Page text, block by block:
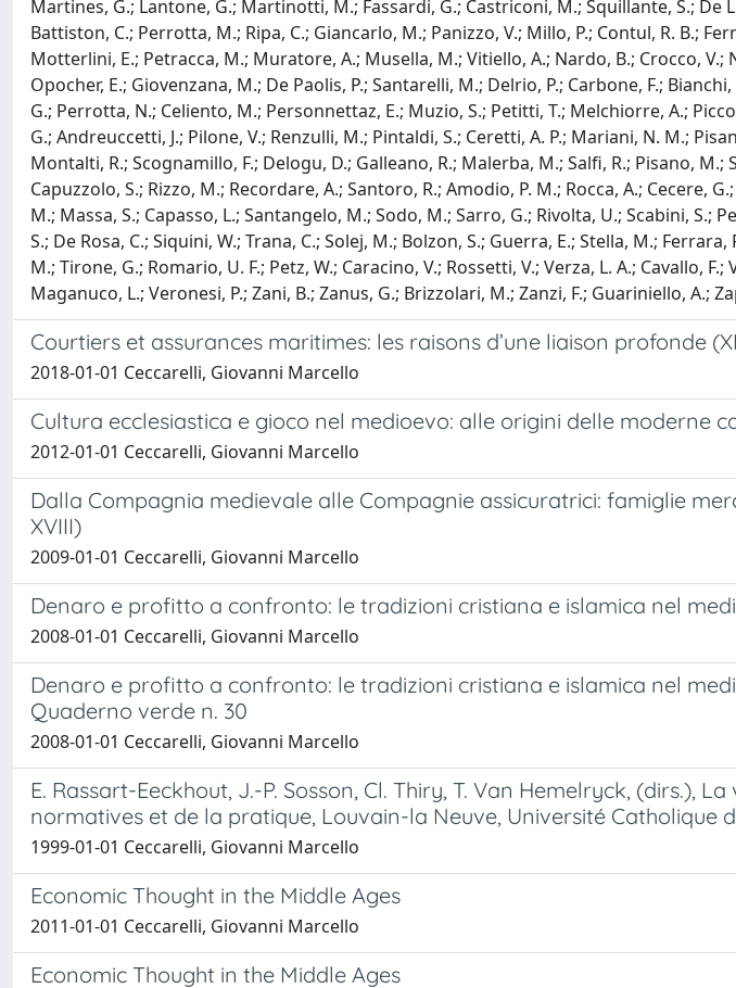
Martines, G.; Lantone, G.; Martinotti, M.; Fassardi, G.; Castriconi, M.; Squillante, S.;
Battiston, C.; Perrotta, M.; Ripa, C.; Giancarlo, M.; Panizzo, V.; Millo, P.; Contul, R. B.;
Motterlini, E.; Petracca, M.; Muratore, A.; Musella, M.; Vitiello, A.; Nardo, B.; Crocco, V.;
Opocher, E.; Giovenzana, M.; De Paolis, P.; Santarelli, M.; Delrio, P.; Carbone, F.;
G.; Perrotta, N.; Celiento, M.; Personnettaz, E.; Muzio, S.; Petitti, T.; Melchiorre, A.;
G.; Andreuccetti, J.; Pilone, V.; Renzulli, M.; Pintaldi, S.; Ceretti, A. P.; Mariani, N. M.;
Montalti, R.; Scognamillo, F.; Delogu, D.; Galleano, R.; Malerba, M.; Salfi, R.; Pisano, M.;
Capuzzolo, S.; Rizzo, M.; Recordare, A.; Santoro, R.; Amodio, P. M.; Rocca, A.; Cecere,
M.; Massa, S.; Capasso, L.; Santangelo, M.; Sodo, M.; Sarro, G.; Rivolta, U.; Scabini, S.;
S.; De Rosa, C.; Siquini, W.; Trana, C.; Solej, M.; Bolzon, S.; Guerra, E.; Stella, M.;
M.; Tirone, G.; Romario, U. F.; Petz, W.; Caracino, V.; Rossetti, V.; Verza, L. A.; Cavallo,
Maganuco, L.; Veronesi, P.; Zani, B.; Zanus, G.; Brizzolari, M.; Zanzi, F.; Guariniello, A.;
Courtiers et assurances maritimes: les raisons d’une liaison profonde
2018-01-01 Ceccarelli, Giovanni Marcello
Cultura ecclesiastica e gioco nel medioevo: alle origini delle moderne
2012-01-01 Ceccarelli, Giovanni Marcello
Dalla Compagnia medievale alle Compagnie assicuratrici: famiglie
XVIII)
2009-01-01 Ceccarelli, Giovanni Marcello
Denaro e profitto a confronto: le tradizioni cristiana e islamica nel
2008-01-01 Ceccarelli, Giovanni Marcello
Denaro e profitto a confronto: le tradizioni cristiana e islamica nel
Quaderno verde n. 30
2008-01-01 Ceccarelli, Giovanni Marcello
E. Rassart-Eeckhout, J.-P. Sosson, Cl. Thiry, T. Van Hemelryck, (dirs.),
normatives et de la pratique, Louvain-la Neuve, Université Catholique
1999-01-01 Ceccarelli, Giovanni Marcello
Economic Thought in the Middle Ages
2011-01-01 Ceccarelli, Giovanni Marcello
Economic Thought in the Middle Ages